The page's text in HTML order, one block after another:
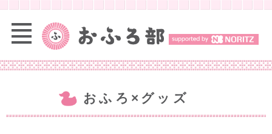
おふろ×グッズ